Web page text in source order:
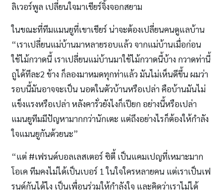
ลิเวอร์พูล เปลี่ยนใจมาเชียร์จิ้งจอกสยาม
ในขณะที่ทีมแมนยูที่เขาเชียร์ น่าจะต้องเปลี่ยนคนดูแลบ้าน
“เราเปลี่ยนแม่บ้านมาหลายรอบแล้ว จากแม่บ้านเมื่อก่อน
ใช้ไม้กวาดนี้ เราเปลี่ยนแม่บ้านมาใช้ไม้กวาดนี้บ้าง กวาดท่านี้
ถูได้ทีละ2 ข้าง ก็ลองมาหมดทุกท่าแล้ว มันไม่เห็นดีขึ้น ผมว่า
รอบนี้มันอาจจะเป็น นอตในตัวบ้านหรือเปล่า คือบ้านมันไม่
แข็งแรงหรือเปล่า หลังคารั่วยังไงก็เปียก อย่างนี้หรือเปล่า
แมนยูทีมมีปัญหามากกว่านักเตะ แต่ถึงอย่างไรก็ต้องให้กําลัง
ใจแมนยูกันด้วยนะ”
“แต่ #เฟรนด์บอลเลสเตอร์ ซิตี้ เป็นแคมเปญที่เหมาะมาก
โอเค ทีมคงไม่ได้เป็นเบอร์ 1 ในใจใครหลายคน แต่เราเป็นเฟ
รนด์กันได้ไง เป็นเพื่อนร่วมให้กําลังใจ และคิดว่าเราไม่ได้